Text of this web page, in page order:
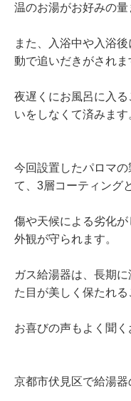
温のお湯がお好みの量
また、入浴中や入浴
動で追いだきがされま
夜遅くにお風呂に入
いをしなくて済みます
今回設置したパロマ
て、3層コーティング
傷や天候による劣化
外観が守られます。
ガス給湯器は、長期
た目が美しく保たれる
お喜びの声もよく聞く
京都市伏見区で給湯器